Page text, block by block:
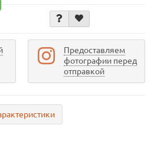
Предоставляем
фотографии перед
отправкой